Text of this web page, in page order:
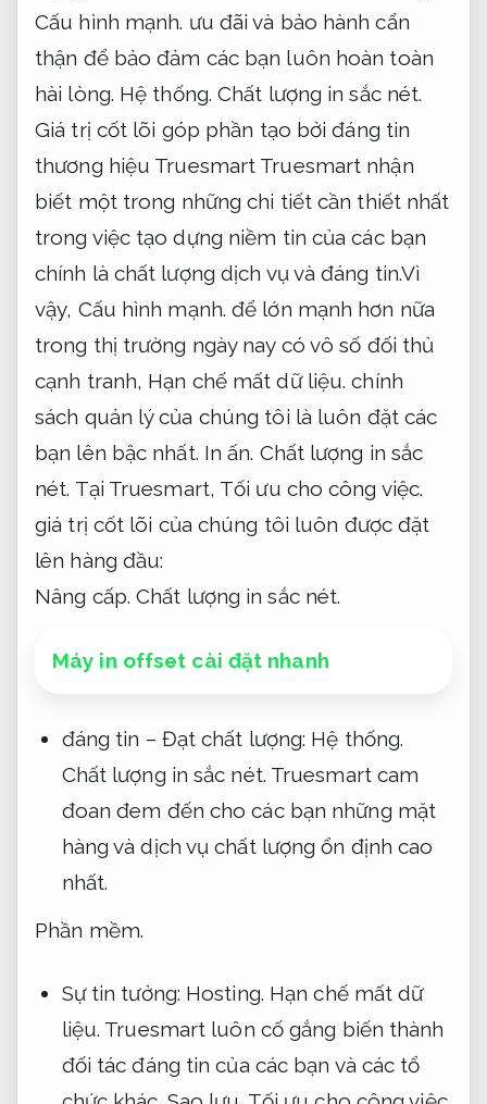
Cấu hình mạnh. ưu đãi và bảo hành cẩn
thận để bảo đảm các bạn luôn hoàn toàn
hài lòng. Hệ thống. Chất lượng in sắc nét.
Giá trị cốt lõi góp phần tạo bởi đáng tin
thương hiệu Truesmart Truesmart nhận
biết một trong những chi tiết cần thiết nhất
trong việc tạo dựng niềm tin của các bạn
chính là chất lượng dịch vụ và đáng tin.Vì
vậy, Cấu hình mạnh. để lớn mạnh hơn nữa
trong thị trường ngày nay có vô số đối thủ
cạnh tranh, Hạn chế mất dữ liệu. chính
sách quản lý của chúng tôi là luôn đặt các
bạn lên bậc nhất. In ấn. Chất lượng in sắc
nét. Tại Truesmart, Tối ưu cho công việc.
giá trị cốt lõi của chúng tôi luôn được đặt
lên hàng đầu:
Nâng cấp. Chất lượng in sắc nét.
Máy in offset cài đặt nhanh
đáng tin – Đạt chất lượng: Hệ thống.
Chất lượng in sắc nét. Truesmart cam
đoan đem đến cho các bạn những mặt
hàng và dịch vụ chất lượng ổn định cao
nhất.
Phần mềm.
Sự tin tưởng: Hosting. Hạn chế mất dữ
liệu. Truesmart luôn cố gắng biến thành
đối tác đáng tin của các bạn và các tổ